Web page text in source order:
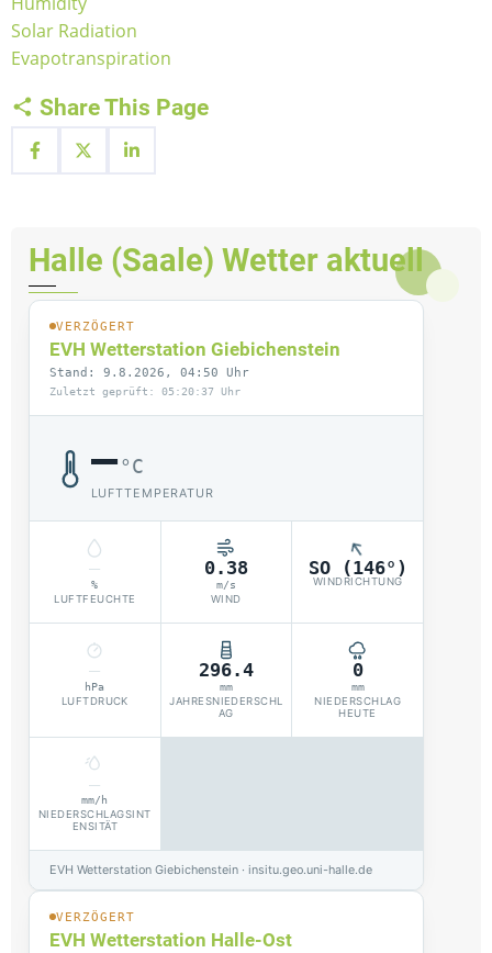
Solar Radiation
Evapotranspiration
Share This Page
Halle (Saale) Wetter aktuell
VERZÖGERT
EVH Wetterstation Giebichenstein
Stand: 9.8.2026, 04:50 Uhr
Zuletzt geprüft: 05:20:37 Uhr
– °C
LUFTTEMPERATUR
–
%
LUFTFEUCHTE
0.38
m/s
WIND
SO (146°)
WINDRICHTUNG
–
hPa
LUFTDRUCK
296.4
mm
JAHRESNIEDERSCHL
AG
0
mm
NIEDERSCHLAG
HEUTE
–
mm/h
NIEDERSCHLAGSINT
ENSITÄT
EVH Wetterstation Giebichenstein · insitu.geo.uni-halle.de
VERZÖGERT
EVH Wetterstation Halle-Ost